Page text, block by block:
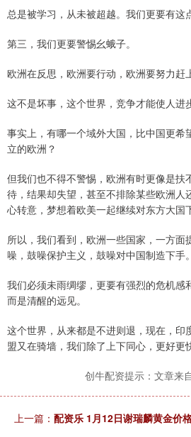
总是被学习，从未被超越。我们更要有这
第三，我们更要警惕幺蛾子。
欧洲在反思，欧洲要行动，欧洲要努力赶
这不是坏事，这个世界，竞争才能使人进
事实上，有哪一个域外大国，比中国更希
立的欧洲？
但我们也不得不警惕，欧洲有时更像是扶
待，结果却失望，甚至不排除某些欧洲人
心转意，梦想着欧美一起继续对东方大国
所以，我们看到，欧洲一些国家，一方面
噪，鼓噪保护主义，鼓噪对中国制造下手。
我们必须未雨绸缪，更要有强烈的危机感
而是清醒的远见。
这个世界，从来都是不进则退，现在，印
盟又在骑墙，我们除了上下同心，更好更
创牛配资提示：文章来
上一篇： 配资乐 1月12日谢瑞麟黄金价